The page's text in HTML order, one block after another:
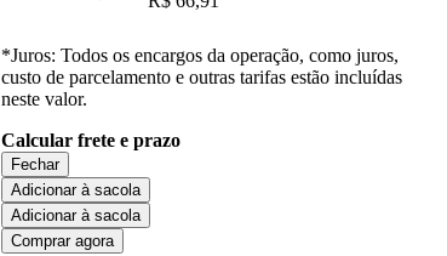
*Juros: Todos os encargos da operação, como juros,
custo de parcelamento e outras tarifas estão incluídas
neste valor.
Calcular frete e prazo
Fechar
Adicionar à sacola
Adicionar à sacola
Comprar agora